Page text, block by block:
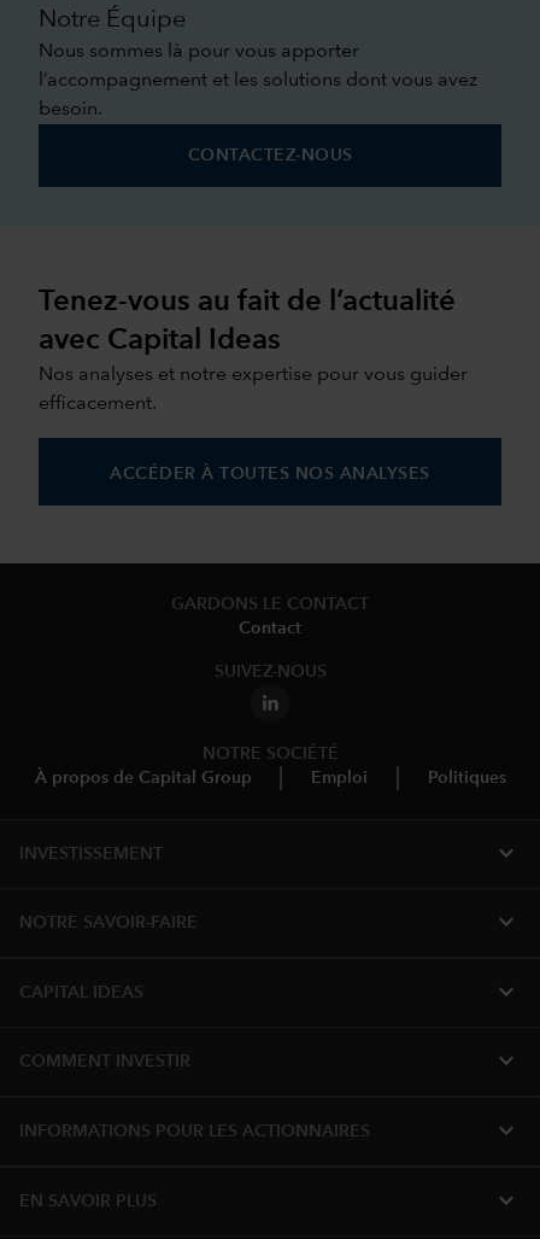
Notre Équipe
Nous sommes là pour vous apporter
l’accompagnement et les solutions dont vous avez
besoin.
CONTACTEZ-NOUS
Tenez-vous au fait de l’actualité
avec Capital Ideas
Nos analyses et notre expertise pour vous guider
efficacement.
ACCÉDER À TOUTES NOS ANALYSES
GARDONS LE CONTACT
Contact
SUIVEZ-NOUS
NOTRE SOCIÉTÉ
À propos de Capital Group
Emploi Politiques
INVESTISSEMENT expand_more
NOTRE SAVOIR-FAIRE expand_more
CAPITAL IDEAS expand_more
COMMENT INVESTIR expand_more
INFORMATIONS POUR LES ACTIONNAIRES expand_more
EN SAVOIR PLUS expand_more